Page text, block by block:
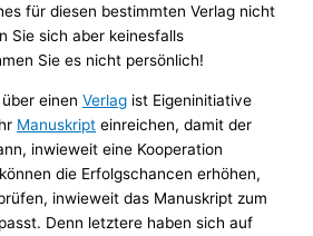
für diesen bestimmten Verlag nicht
Sie sich aber keinesfalls
Sie es nicht persönlich!
über einenVerlag ist Eigeninitiative
Manuskript einreichen, damit der
inwieweit eine Kooperation
die Erfolgschancen erhöhen,
inwieweit das Manuskript zum
Denn letztere haben sich auf